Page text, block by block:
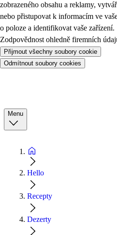
zobrazeného obsahu a reklamy,
nebo přistupovat k informacím ve
o poloze a identifikovat vaše zařízení.
Zodpovědnost ohledně firemních
Přijmout všechny soubory cookie
Odmítnout soubory cookies
Menu
Hello
Recepty
Dezerty